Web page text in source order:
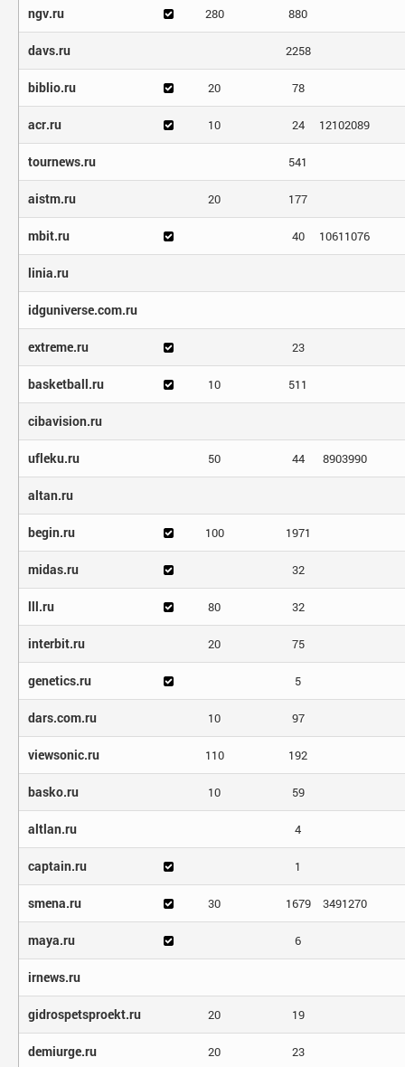
ngv.ru 280 880
davs.ru 2258
biblio.ru 20 78
acr.ru 10 24 12102089
tournews.ru 541
aistm.ru 20 177
mbit.ru 40 10611076
linia.ru
idguniverse.com.ru
extreme.ru 23
basketball.ru 10 511
cibavision.ru
ufleku.ru 50 44 8903990
altan.ru
begin.ru 100 1971
midas.ru 32
lll.ru 80 32
interbit.ru 20 75
genetics.ru 5
dars.com.ru 10 97
viewsonic.ru 110 192
basko.ru 10 59
altlan.ru 4
captain.ru 1
smena.ru 30 1679 3491270
maya.ru 6
irnews.ru
gidrospetsproekt.ru 20 19
demiurge.ru 20 23